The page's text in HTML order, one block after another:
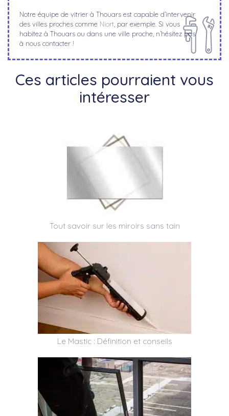
Notre équipe de vitrier à Thouars est capable d’intervenir
des villes proches comme Niort, par exemple. Si vous
habitez à Thouars ou dans une ville proche, n’hésitez pas
à nous contacter !
Ces articles pourraient vous
intéresser
Tout savoir sur les miroirs sans tain
Le Mastic : Définition et conseils